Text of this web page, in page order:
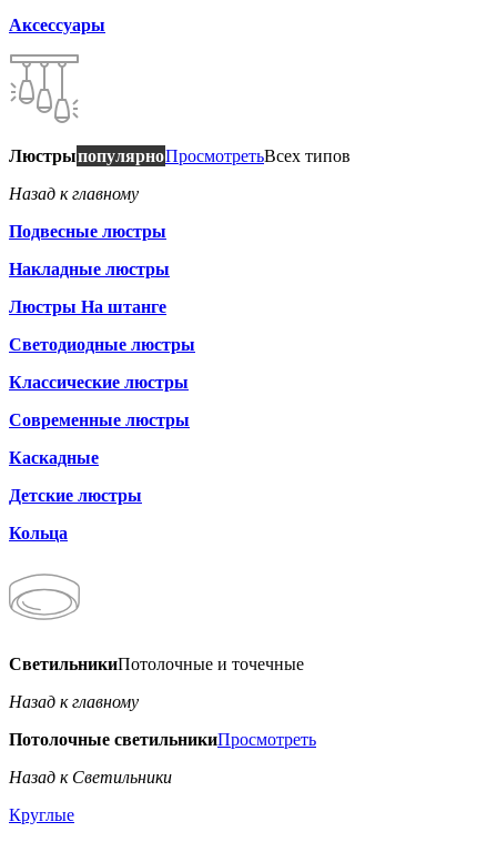
Аксессуары
ЛюстрыпопулярноПросмотретьВсех типов
Назад к главному
Подвесные люстры
Накладные люстры
Люстры На штанге
Светодиодные люстры
Классические люстры
Современные люстры
Каскадные
Детские люстры
Кольца
СветильникиПотолочные и точечные
Назад к главному
Потолочные светильникиПросмотреть
Назад к Светильники
Круглые